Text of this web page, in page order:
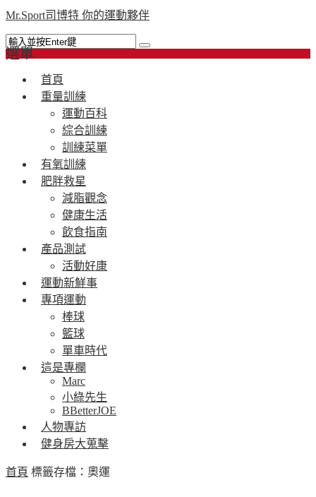
Mr.Sport司博特 你的運動夥伴
選單
首頁
重量訓練
運動百科
綜合訓練
訓練菜單
有氧訓練
肥胖救星
減脂觀念
健康生活
飲食指南
產品測試
活動好康
運動新鮮事
專項運動
棒球
籃球
單車時代
這是專欄
Marc
小綠先生
BBetterJOE
人物專訪
健身房大蒐擊
首頁 標籤存檔：奧運